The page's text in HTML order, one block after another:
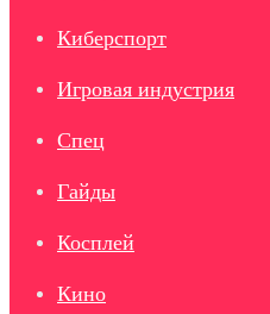
Киберспорт
Игровая индустрия
Спец
Гайды
Косплей
Кино